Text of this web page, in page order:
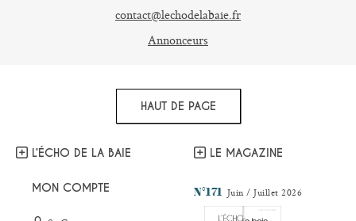
contact@lechodelabaie.fr
Annonceurs
HAUT DE PAGE
L’ÉCHO DE LA BAIE
MON COMPTE
LE MAGAZINE
N°171 Juin / Juillet 2026